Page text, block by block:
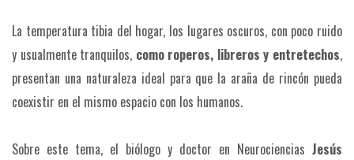
La temperatura tibia del hogar, los lugares oscuros, con poco ruido
y usualmente tranquilos, como roperos, libreros y entretechos,
presentan una naturaleza ideal para que la araña de rincón pueda
coexistir en el mismo espacio con los humanos.
Sobre este tema, el biólogo y doctor en Neurociencias Jesús